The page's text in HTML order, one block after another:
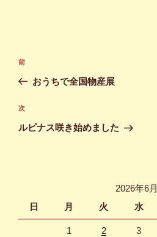
投
ナ
ビ
ゲ
前
の
稿
前
おうちで全国物産展
次
の
次
ルピナス咲き始めました
2026年6月
日
月 火 水
1 2 3